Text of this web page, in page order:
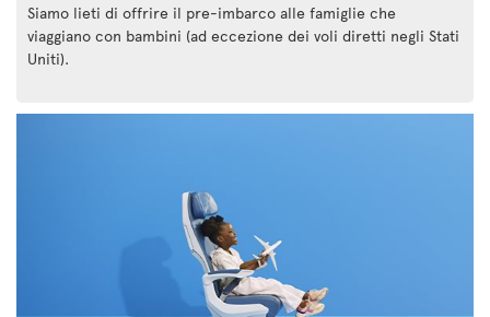
Siamo lieti di offrire il pre-imbarco alle famiglie che
viaggiano con bambini (ad eccezione dei voli diretti negli Stati
Uniti).